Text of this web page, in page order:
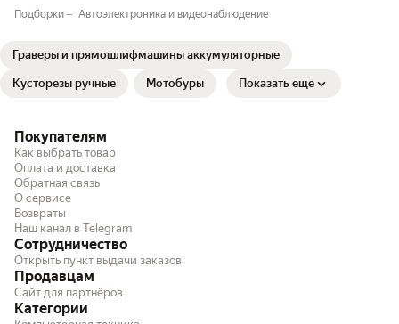
Подборки Автоэлектроника и видеонаблюдение
Граверы и прямошлифмашины аккумуляторные
Кусторезы ручные Мотобуры Показать еще
Покупателям
Как выбрать товар
Оплата и доставка
Обратная связь
О сервисе
Возвраты
Наш канал в Telegram
Сотрудничество
Открыть пункт выдачи заказов
Продавцам
Сайт для партнёров
Категории